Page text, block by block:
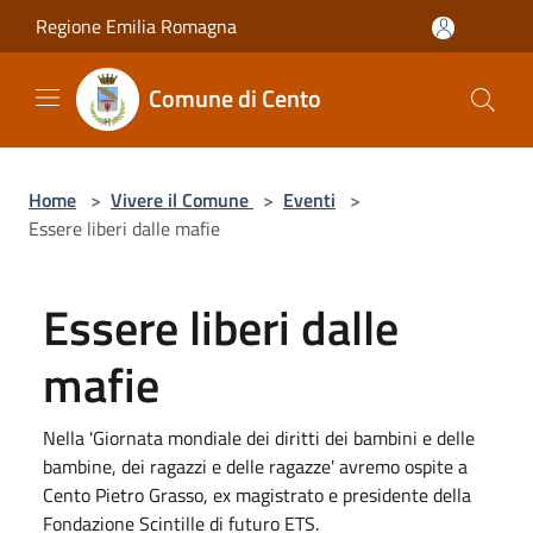
Salta al contenuto principale
Regione Emilia Romagna
Comune di Cento
Home > Vivere il Comune > Eventi >
Essere liberi dalle mafie
Essere liberi dalle
mafie
Nella 'Giornata mondiale dei diritti dei bambini e delle
bambine, dei ragazzi e delle ragazze' avremo ospite a
Cento Pietro Grasso, ex magistrato e presidente della
Fondazione Scintille di futuro ETS.